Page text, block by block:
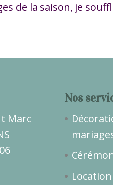
de la saison, je
Marc
Nos
Location